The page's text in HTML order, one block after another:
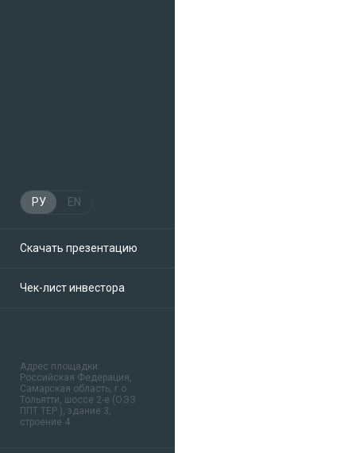
РУ EN
Скачать презентацию
Чек-лист инвестора
Адрес площадки:
Российская Федерация,
Самарская область, г.о.
Тольятти, шоссе 2-е (ОЭЗ
ППТ ТЕР.), здание 3,
строение 4.